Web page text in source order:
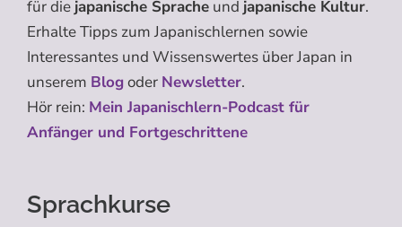
für die japanische Sprache und japanische Kultur.
Erhalte Tipps zum Japanischlernen sowie
Interessantes und Wissenswertes über Japan in
unserem Blogoder Newsletter.
Hör rein: Mein Japanischlern-Podcast für
Anfänger und Fortgeschrittene
Sprachkurse